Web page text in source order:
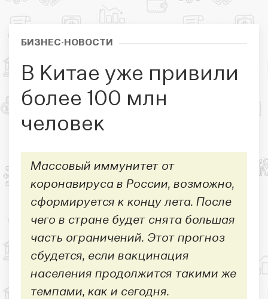
БИЗНЕС-НОВОСТИ
В Китае уже привили
более 100 млн
человек
Массовый иммунитет от
коронавируса в России, возможно,
сформируется к концу лета. После
чего в стране будет снята большая
часть ограничений. Этот прогноз
сбудется, если вакцинация
населения продолжится такими же
темпами, как и сегодня.